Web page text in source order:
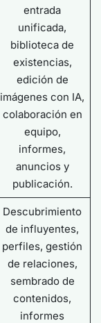
entrada
unificada,
biblioteca de
existencias,
edición de
imágenes con IA,
colaboración en
equipo,
informes,
anuncios y
publicación.
Descubrimiento
de influyentes,
perfiles, gestión
de relaciones,
sembrado de
contenidos,
informes